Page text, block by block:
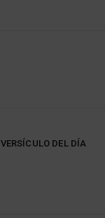
VERSÍCULO DEL DÍA